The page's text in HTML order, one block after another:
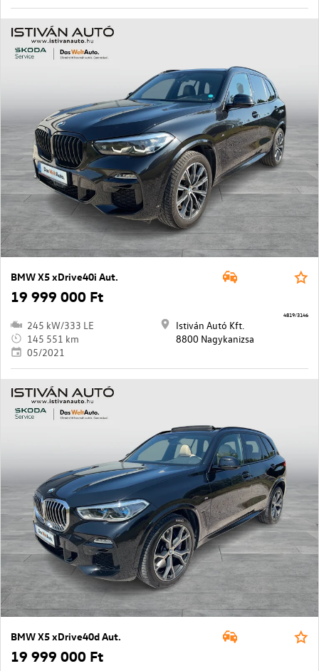
BMW X5 xDrive40i Aut.
19 999 000 Ft
245 kW/333 LE
145 551 km
05/2021
Istiván Autó Kft.
8800 Nagykanizsa
4819/3146
BMW X5 xDrive40d Aut.
19 999 000 Ft